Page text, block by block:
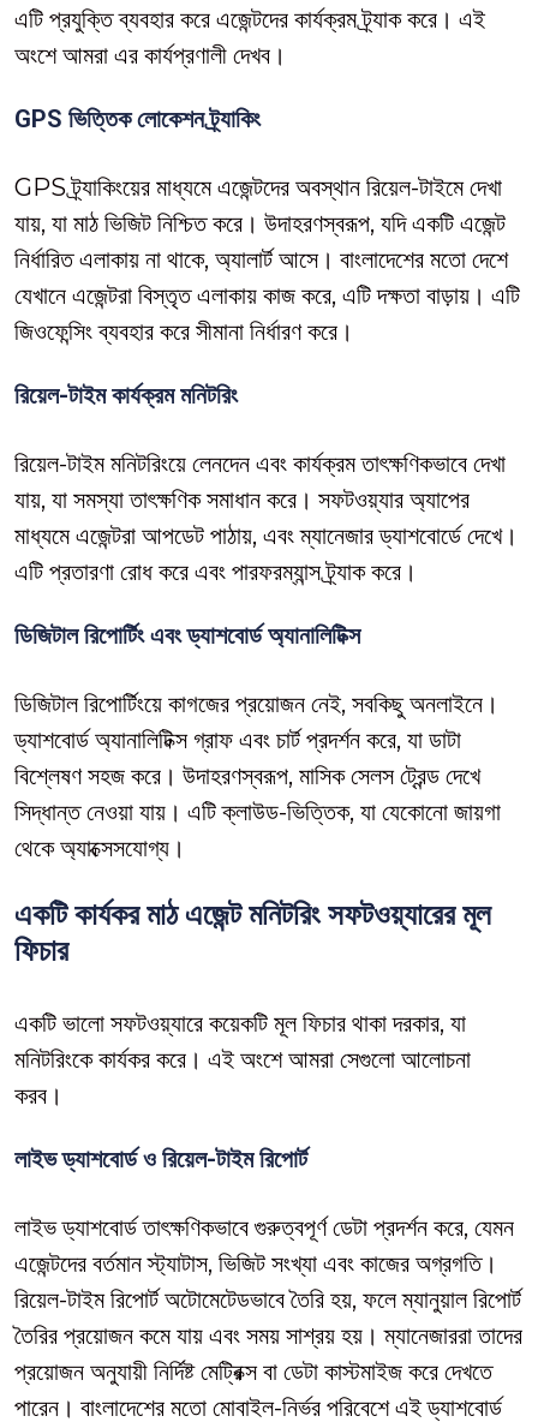
এটি প্রযুক্তি ব্যবহার করে এজেন্টদের কার্যক্রম ট্র্যাক করে। এই
অংশে আমরা এর কার্যপ্রণালী দেখব।
GPS ভিত্তিক লোকেশন ট্র্যাকিং
GPS ট্র্যাকিংয়ের মাধ্যমে এজেন্টদের অবস্থান রিয়েল-টাইমে দেখা
যায়, যা মাঠ ভিজিট নিশ্চিত করে। উদাহরণস্বরূপ, যদি একটি এজেন্ট
নির্ধারিত এলাকায় না থাকে, অ্যালার্ট আসে। বাংলাদেশের মতো দেশে
যেখানে এজেন্টরা বিস্তৃত এলাকায় কাজ করে, এটি দক্ষতা বাড়ায়। এটি
জিওফেন্সিং ব্যবহার করে সীমানা নির্ধারণ করে।
রিয়েল-টাইম কার্যক্রম মনিটরিং
রিয়েল-টাইম মনিটরিংয়ে লেনদেন এবং কার্যক্রম তাৎক্ষণিকভাবে দেখা
যায়, যা সমস্যা তাৎক্ষণিক সমাধান করে। সফটওয়্যার অ্যাপের
মাধ্যমে এজেন্টরা আপডেট পাঠায়, এবং ম্যানেজার ড্যাশবোর্ডে দেখে।
এটি প্রতারণা রোধ করে এবং পারফরম্যান্স ট্র্যাক করে।
ডিজিটাল রিপোর্টিং এবং ড্যাশবোর্ড অ্যানালিটিক্স
ডিজিটাল রিপোর্টিংয়ে কাগজের প্রয়োজন নেই, সবকিছু অনলাইনে।
ড্যাশবোর্ড অ্যানালিটিক্স গ্রাফ এবং চার্ট প্রদর্শন করে, যা ডাটা
বিশ্লেষণ সহজ করে। উদাহরণস্বরূপ, মাসিক সেলস ট্রেন্ড দেখে
সিদ্ধান্ত নেওয়া যায়। এটি ক্লাউড-ভিত্তিক, যা যেকোনো জায়গা
থেকে অ্যাক্সেসযোগ্য।
একটি কার্যকর মাঠ এজেন্ট মনিটরিং সফটওয়্যারের মূল
ফিচার
একটি ভালো সফটওয়্যারে কয়েকটি মূল ফিচার থাকা দরকার, যা
মনিটরিংকে কার্যকর করে। এই অংশে আমরা সেগুলো আলোচনা
করব।
লাইভ ড্যাশবোর্ড ও রিয়েল-টাইম রিপোর্ট
লাইভ ড্যাশবোর্ড তাৎক্ষণিকভাবে গুরুত্বপূর্ণ ডেটা প্রদর্শন করে, যেমন
এজেন্টদের বর্তমান স্ট্যাটাস, ভিজিট সংখ্যা এবং কাজের অগ্রগতি।
রিয়েল-টাইম রিপোর্ট অটোমেটেডভাবে তৈরি হয়, ফলে ম্যানুয়াল রিপোর্ট
তৈরির প্রয়োজন কমে যায় এবং সময় সাশ্রয় হয়। ম্যানেজাররা তাদের
প্রয়োজন অনুযায়ী নির্দিষ্ট মেট্রিক্স বা ডেটা কাস্টমাইজ করে দেখতে
পারেন। বাংলাদেশের মতো মোবাইল-নির্ভর পরিবেশে এই ড্যাশবোর্ড